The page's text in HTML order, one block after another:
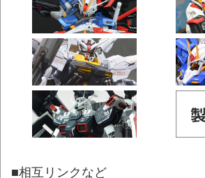
■相互リンクなど